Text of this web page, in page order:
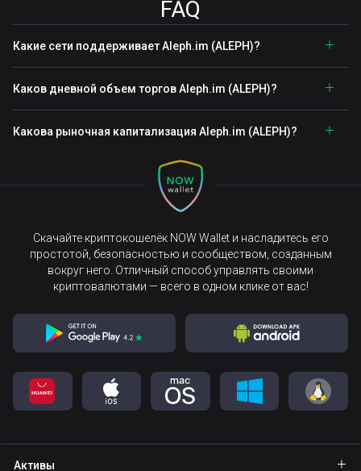
FAQ
Какие сети поддерживает Aleph.im (ALEPH)?
Каков дневной объем торгов Aleph.im (ALEPH)?
Какова рыночная капитализация Aleph.im (ALEPH)?
Скачайте криптокошелёк NOW Wallet и насладитесь его
простотой, безопасностью и сообществом, созданным
вокруг него. Отличный способ управлять своими
криптовалютами — всего в одном клике от вас!
Активы